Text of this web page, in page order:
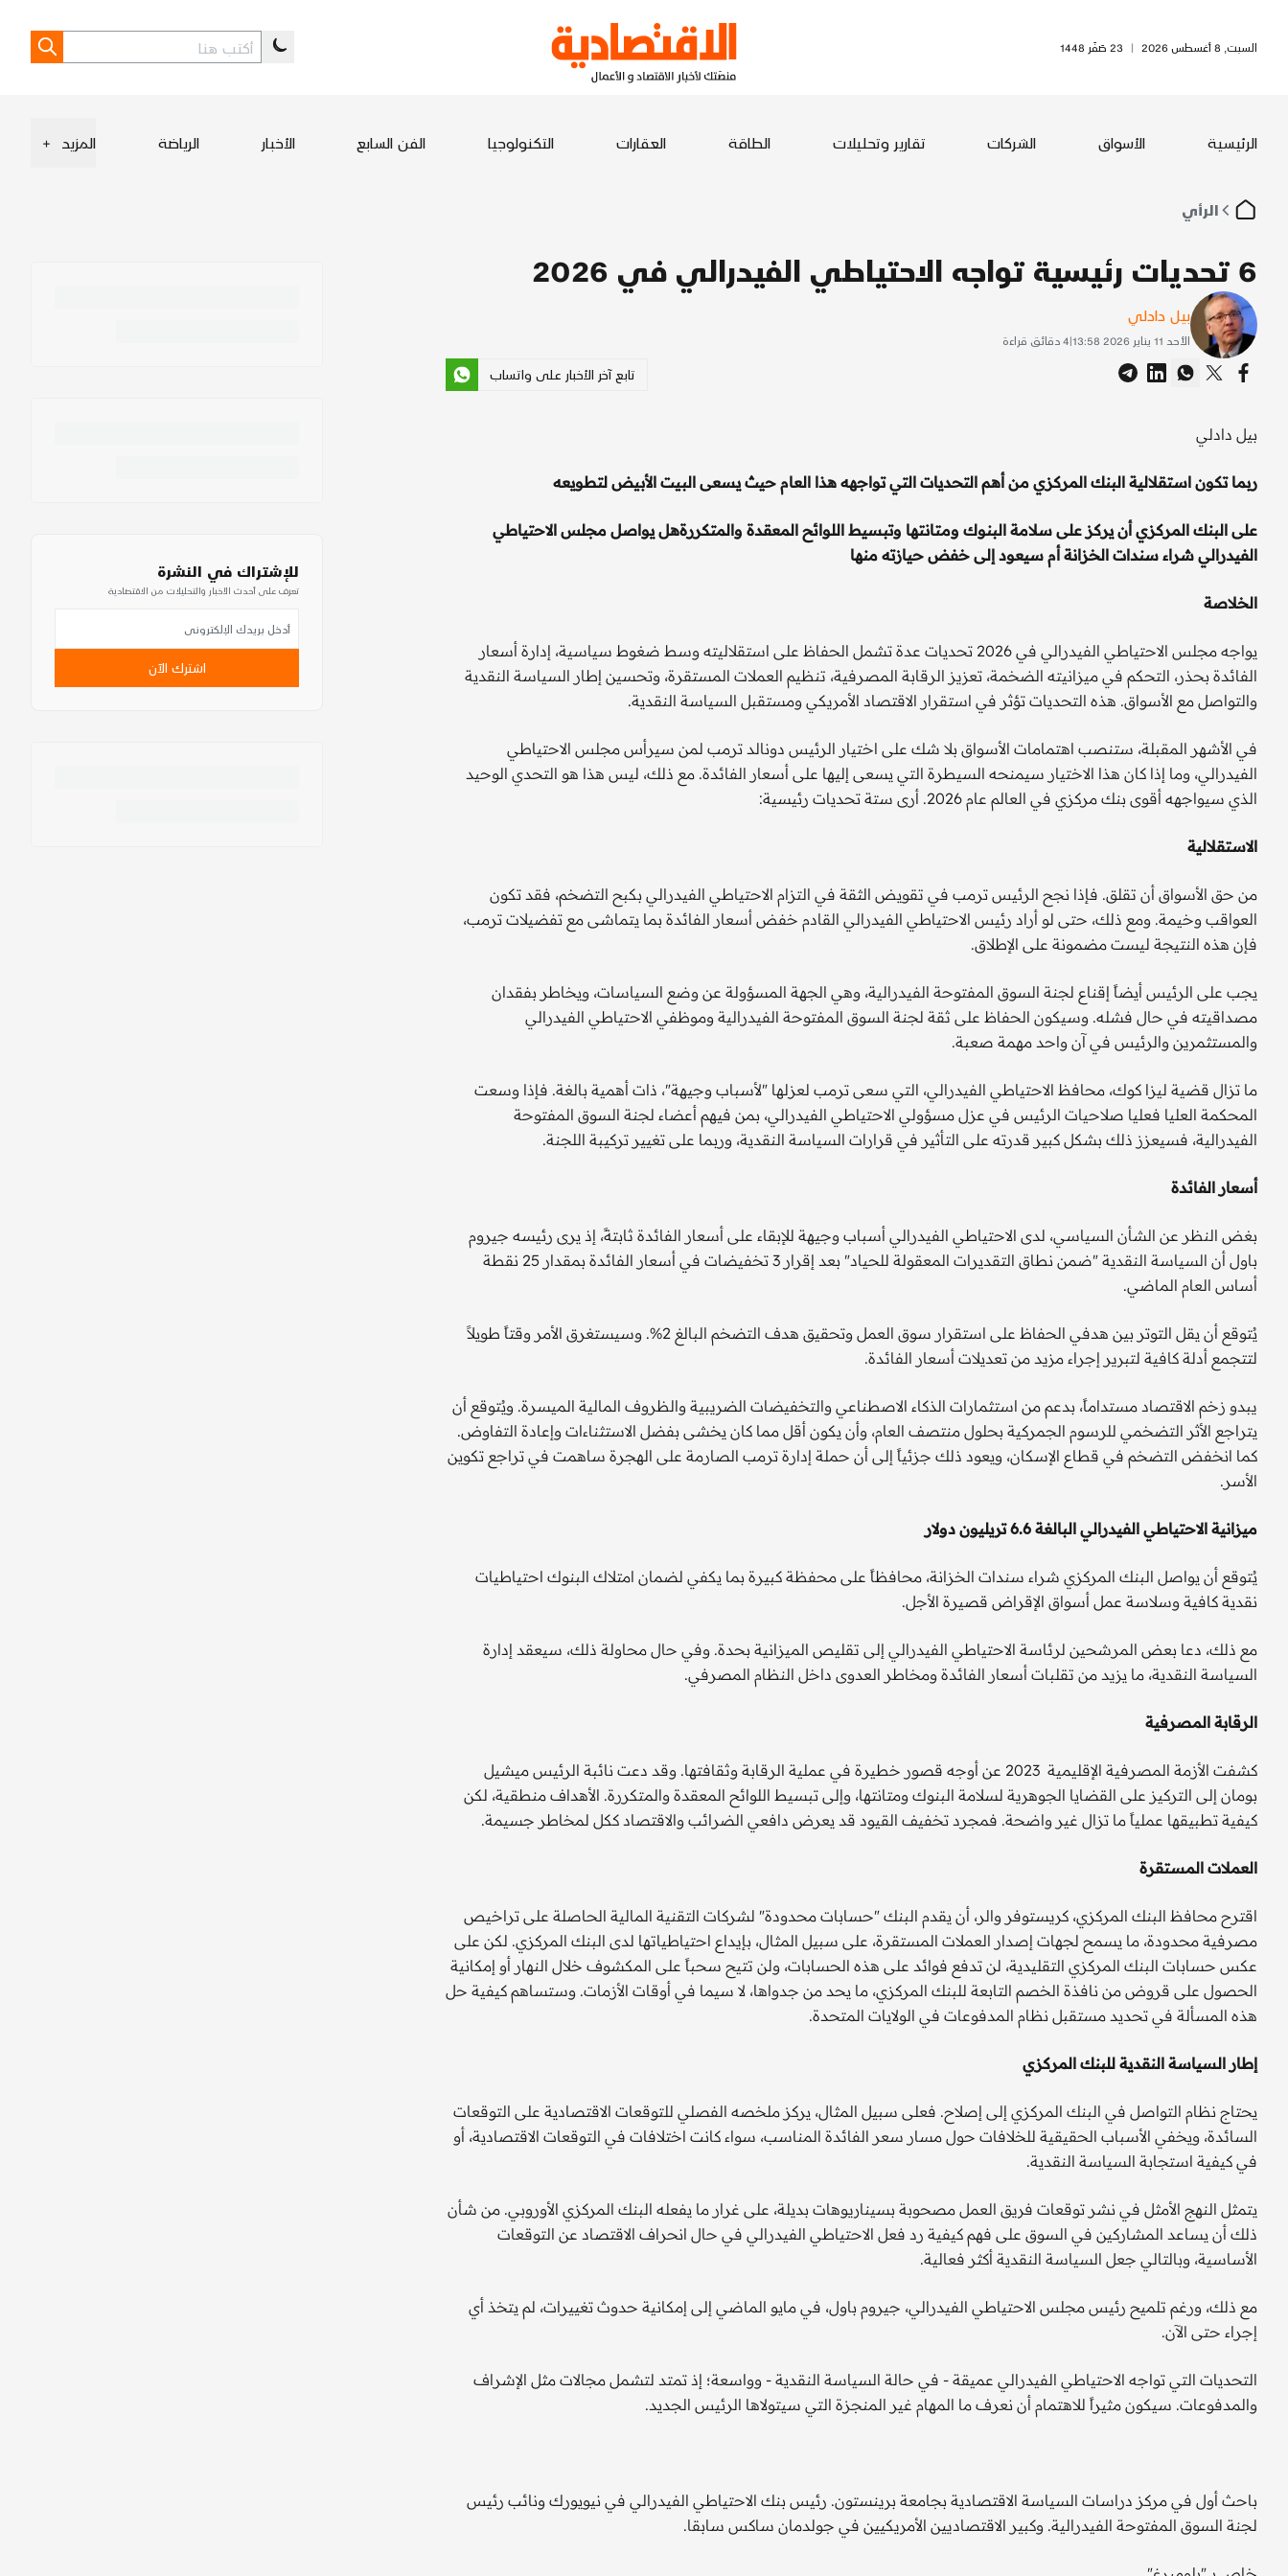
السبت, 8 أغسطس 2026 | 23 صَفَر 1448
الرئيسية الأسواق الشركات تقارير وتحليلات الطاقة العقارات التكنولوجيا الفن السابع الأخبار الرياضة المزيد +
الرأي
6 تحديات رئيسية تواجه الاحتياطي الفيدرالي في 2026
بيل دادلي
الأحد 11 يناير 2026 13:58 |
4 دقائق قراءة
تابع آخر الأخبار على واتساب
بيل دادلي
ربما تكون استقلالية البنك المركزي من أهم التحديات التي تواجهه هذا العام حيث يسعى البيت الأبيض لتطويعه
على البنك المركزي أن يركز على سلامة البنوك ومتانتها وتبسيط اللوائح المعقدة والمتكررةهل يواصل مجلس الاحتياطي
الفيدرالي شراء سندات الخزانة أم سيعود إلى خفض حيازته منها
الخلاصة
يواجه مجلس الاحتياطي الفيدرالي في 2026 تحديات عدة تشمل الحفاظ على استقلاليته وسط ضغوط سياسية، إدارة أسعار
الفائدة بحذر، التحكم في ميزانيته الضخمة، تعزيز الرقابة المصرفية، تنظيم العملات المستقرة، وتحسين إطار السياسة النقدية
والتواصل مع الأسواق. هذه التحديات تؤثر في استقرار الاقتصاد الأمريكي ومستقبل السياسة النقدية.
في الأشهر المقبلة، ستنصب اهتمامات الأسواق بلا شك على اختيار الرئيس دونالد ترمب لمن سيرأس مجلس الاحتياطي
الفيدرالي، وما إذا كان هذا الاختيار سيمنحه السيطرة التي يسعى إليها على أسعار الفائدة. مع ذلك، ليس هذا هو التحدي الوحيد
الذي سيواجهه أقوى بنك مركزي في العالم عام 2026. أرى ستة تحديات رئيسية:
الاستقلالية
من حق الأسواق أن تقلق. فإذا نجح الرئيس ترمب في تقويض الثقة في التزام الاحتياطي الفيدرالي بكبح التضخم، فقد تكون
العواقب وخيمة. ومع ذلك، حتى لو أراد رئيس الاحتياطي الفيدرالي القادم خفض أسعار الفائدة بما يتماشى مع تفضيلات ترمب،
فإن هذه النتيجة ليست مضمونة على الإطلاق.
يجب على الرئيس أيضاً إقناع لجنة السوق المفتوحة الفيدرالية، وهي الجهة المسؤولة عن وضع السياسات، ويخاطر بفقدان
مصداقيته في حال فشله. وسيكون الحفاظ على ثقة لجنة السوق المفتوحة الفيدرالية وموظفي الاحتياطي الفيدرالي
والمستثمرين والرئيس في آن واحد مهمة صعبة.
ما تزال قضية ليزا كوك، محافظ الاحتياطي الفيدرالي، التي سعى ترمب لعزلها "لأسباب وجيهة"، ذات أهمية بالغة. فإذا وسعت
المحكمة العليا فعليا صلاحيات الرئيس في عزل مسؤولي الاحتياطي الفيدرالي، بمن فيهم أعضاء لجنة السوق المفتوحة
الفيدرالية، فسيعزز ذلك بشكل كبير قدرته على التأثير في قرارات السياسة النقدية، وربما على تغيير تركيبة اللجنة.
أسعار الفائدة
بغض النظر عن الشأن السياسي، لدى الاحتياطي الفيدرالي أسباب وجيهة للإبقاء على أسعار الفائدة ثابتةً، إذ يرى رئيسه جيروم
باول أن السياسة النقدية "ضمن نطاق التقديرات المعقولة للحياد" بعد إقرار 3 تخفيضات في أسعار الفائدة بمقدار 25 نقطة
أساس العام الماضي.
يُتوقع أن يقل التوتر بين هدفي الحفاظ على استقرار سوق العمل وتحقيق هدف التضخم البالغ 2%. وسيستغرق الأمر وقتاً طويلاً
لتتجمع أدلة كافية لتبرير إجراء مزيد من تعديلات أسعار الفائدة.
يبدو زخم الاقتصاد مستداماً، بدعم من استثمارات الذكاء الاصطناعي والتخفيضات الضريبية والظروف المالية الميسرة. ويُتوقع أن
يتراجع الأثر التضخمي للرسوم الجمركية بحلول منتصف العام، وأن يكون أقل مما كان يخشى بفضل الاستثناءات وإعادة التفاوض.
كما انخفض التضخم في قطاع الإسكان، ويعود ذلك جزئياً إلى أن حملة إدارة ترمب الصارمة على الهجرة ساهمت في تراجع تكوين
الأسر.
ميزانية الاحتياطي الفيدرالي البالغة 6.6 تريليون دولار
يُتوقع أن يواصل البنك المركزي شراء سندات الخزانة، محافظاً على محفظة كبيرة بما يكفي لضمان امتلاك البنوك احتياطيات
نقدية كافية وسلاسة عمل أسواق الإقراض قصيرة الأجل.
مع ذلك، دعا بعض المرشحين لرئاسة الاحتياطي الفيدرالي إلى تقليص الميزانية بحدة. وفي حال محاولة ذلك، سيعقد إدارة
السياسة النقدية، ما يزيد من تقلبات أسعار الفائدة ومخاطر العدوى داخل النظام المصرفي.
الرقابة المصرفية
كشفت الأزمة المصرفية الإقليمية 2023 عن أوجه قصور خطيرة في عملية الرقابة وثقافتها. وقد دعت نائبة الرئيس ميشيل
بومان إلى التركيز على القضايا الجوهرية لسلامة البنوك ومتانتها، وإلى تبسيط اللوائح المعقدة والمتكررة. الأهداف منطقية، لكن
كيفية تطبيقها عملياً ما تزال غير واضحة. فمجرد تخفيف القيود قد يعرض دافعي الضرائب والاقتصاد ككل لمخاطر جسيمة.
العملات المستقرة
اقترح محافظ البنك المركزي، كريستوفر والر، أن يقدم البنك "حسابات محدودة" لشركات التقنية المالية الحاصلة على تراخيص
مصرفية محدودة، ما يسمح لجهات إصدار العملات المستقرة، على سبيل المثال، بإيداع احتياطياتها لدى البنك المركزي. لكن على
عكس حسابات البنك المركزي التقليدية، لن تدفع فوائد على هذه الحسابات، ولن تتيح سحباً على المكشوف خلال النهار أو إمكانية
الحصول على قروض من نافذة الخصم التابعة للبنك المركزي، ما يحد من جدواها، لا سيما في أوقات الأزمات. وستساهم كيفية حل
هذه المسألة في تحديد مستقبل نظام المدفوعات في الولايات المتحدة.
إطار السياسة النقدية للبنك المركزي
يحتاج نظام التواصل في البنك المركزي إلى إصلاح. فعلى سبيل المثال، يركز ملخصه الفصلي للتوقعات الاقتصادية على التوقعات
السائدة، ويخفي الأسباب الحقيقية للخلافات حول مسار سعر الفائدة المناسب، سواء كانت اختلافات في التوقعات الاقتصادية، أو
في كيفية استجابة السياسة النقدية.
يتمثل النهج الأمثل في نشر توقعات فريق العمل مصحوبة بسيناريوهات بديلة، على غرار ما يفعله البنك المركزي الأوروبي. من شأن
ذلك أن يساعد المشاركين في السوق على فهم كيفية رد فعل الاحتياطي الفيدرالي في حال انحراف الاقتصاد عن التوقعات
الأساسية، وبالتالي جعل السياسة النقدية أكثر فعالية.
مع ذلك، ورغم تلميح رئيس مجلس الاحتياطي الفيدرالي، جيروم باول، في مايو الماضي إلى إمكانية حدوث تغييرات، لم يتخذ أي
إجراء حتى الآن.
التحديات التي تواجه الاحتياطي الفيدرالي عميقة - في حالة السياسة النقدية - وواسعة؛ إذ تمتد لتشمل مجالات مثل الإشراف
والمدفوعات. سيكون مثيراً للاهتمام أن نعرف ما المهام غير المنجزة التي سيتولاها الرئيس الجديد.
باحث أول في مركز دراسات السياسة الاقتصادية بجامعة برينستون. رئيس بنك الاحتياطي الفيدرالي في نيويورك ونائب رئيس
لجنة السوق المفتوحة الفيدرالية. وكبير الاقتصاديين الأمريكيين في جولدمان ساكس سابقا.
للإشتراك في النشرة
تعرف على أحدث الأخبار والتحليلات من الاقتصادية
اشترك الآن